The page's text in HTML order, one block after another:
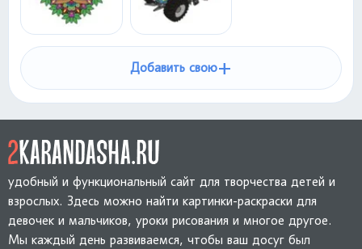
Добавить свою+
удобный и функциональный сайт для творчества детей и
взрослых. Здесь можно найти картинки-раскраски для
девочек и мальчиков, уроки рисования и многое другое.
Мы каждый день развиваемся, чтобы ваш досуг был